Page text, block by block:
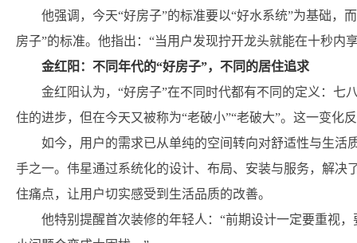
他强调，今天“好房子”的标准要以“好水系统”为基础，
房子”的标准。他指出：“当用户发现拧开龙头就能在十秒内
金红阳：不同年代的“好房子”，不同的居住追求
金红阳认为，“好房子”在不同时代都有不同的定义：七
住的进步，但在今天又被称为“老破小”“老破大”。这一变化
如今，用户的需求已从单纯的空间转向对舒适性与生活
手之一。伟星通过系统化的设计、布局、安装与服务，解决
住痛点，让用户切实感受到生活品质的改善。
他特别提醒首次装修的年轻人：“前期设计一定要重视